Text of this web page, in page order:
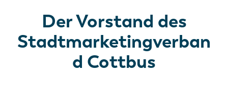
Der Vorstand des
Stadtmarketingverban
d Cottbus